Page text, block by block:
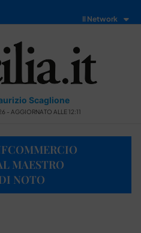
Il Network
Scaglione
- AGGIORNATO ALLE 12:11
MAESTRO
NOTO